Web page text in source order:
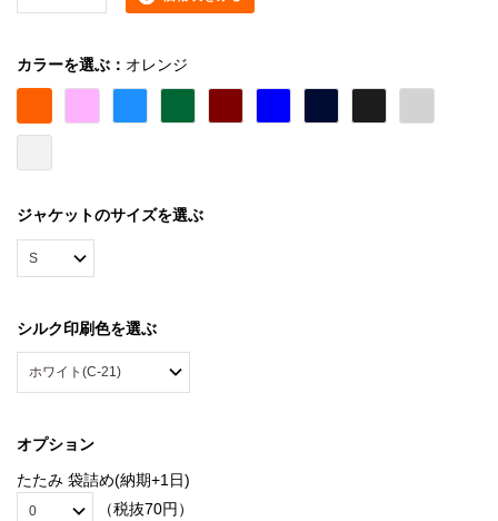
カラーを選ぶ： オレンジ
ジャケットのサイズを選ぶ
シルク印刷色を選ぶ
オプション
たたみ 袋詰め(納期+1日)
（税抜70円）